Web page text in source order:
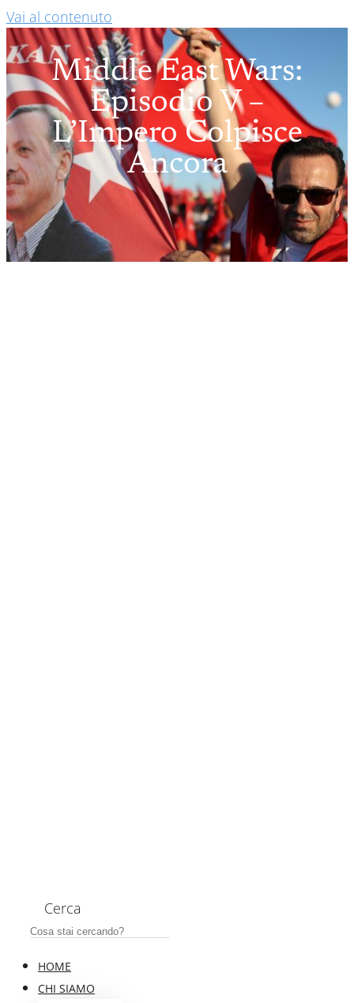
Vai al contenuto
Middle East Wars:
Episodio V –
L’Impero Colpisce
Ancora
Cerca
HOME
CHI SIAMO